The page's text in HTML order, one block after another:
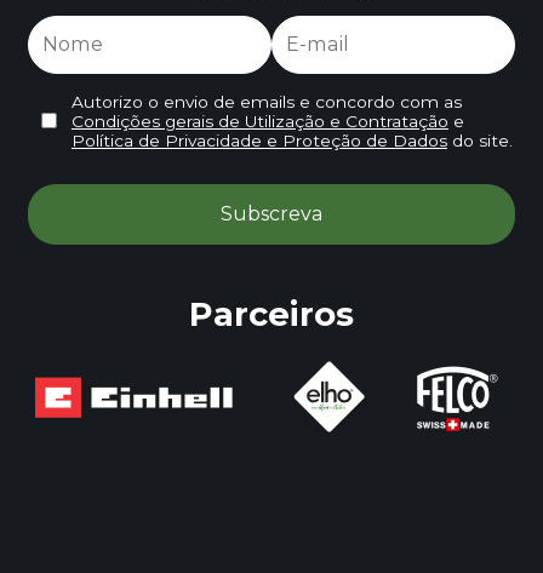
Autorizo o envio de emails e concordo com as
Condições gerais de Utilização e Contratação e
Política de Privacidade e Proteção de Dadosdo site.
Parceiros